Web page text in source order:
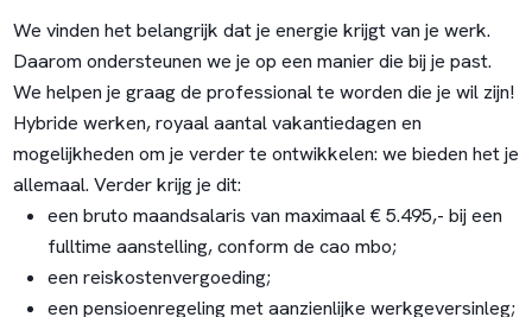
We vinden het belangrijk dat je energie krijgt van je werk.
Daarom ondersteunen we je op een manier die bij je past.
We helpen je graag de professional te worden die je wil zijn!
Hybride werken, royaal aantal vakantiedagen en
mogelijkheden om je verder te ontwikkelen: we bieden het je
allemaal. Verder krijg je dit:
een bruto maandsalaris van maximaal € 5.495,- bij een
fulltime aanstelling, conform de cao mbo;
een reiskostenvergoeding;
een pensioenregeling met aanzienlijke werkgeversinleg;